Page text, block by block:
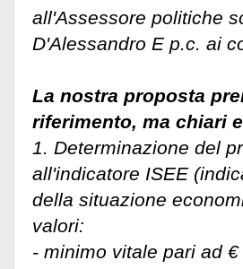
all'Assessore politiche
D'Alessandro E p.c. ai
La nostra proposta
riferimento, ma chiari
1. Determinazione del
all'indicatore ISEE
della situazione
valori:
- minimo vitale pari ad